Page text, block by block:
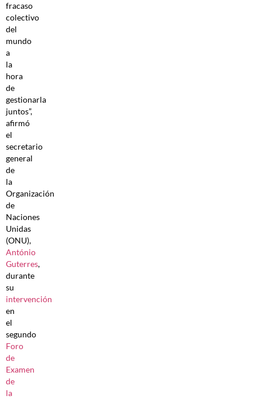
fracaso
colectivo
del
mundo
a
la
hora
de
gestionarla
juntos”,
afirmó
el
secretario
general
de
la
Organización
de
Naciones
Unidas
(ONU),
António
Guterres,
durante
su
intervención
en
el
segundo
Foro
de
Examen
de
la